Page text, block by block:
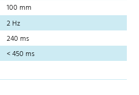
100 mm
2 Hz
240 ms
< 450 ms